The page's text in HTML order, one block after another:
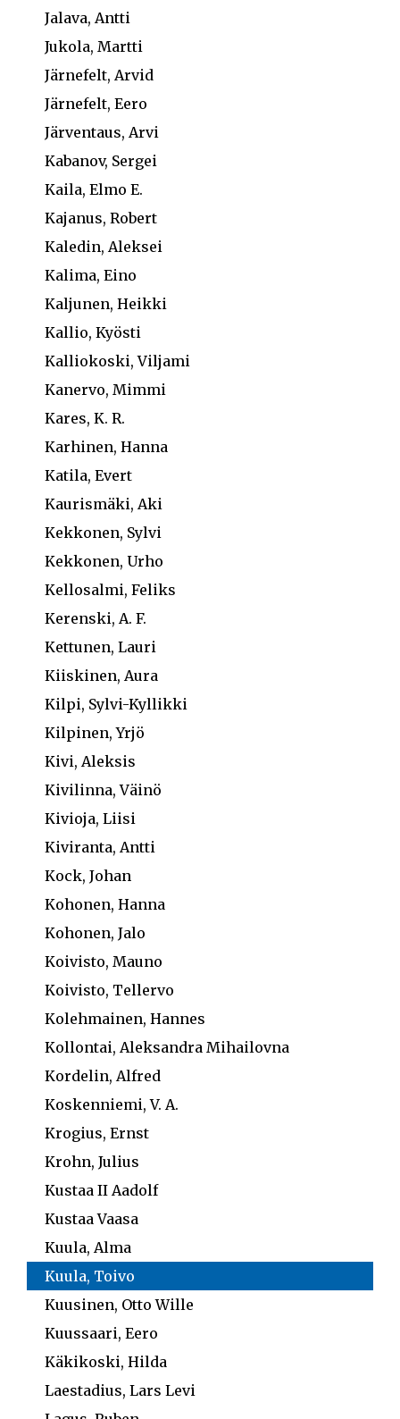
Jalava, Antti
Jukola, Martti
Järnefelt, Arvid
Järnefelt, Eero
Järventaus, Arvi
Kabanov, Sergei
Kaila, Elmo E.
Kajanus, Robert
Kaledin, Aleksei
Kalima, Eino
Kaljunen, Heikki
Kallio, Kyösti
Kalliokoski, Viljami
Kanervo, Mimmi
Kares, K. R.
Karhinen, Hanna
Katila, Evert
Kaurismäki, Aki
Kekkonen, Sylvi
Kekkonen, Urho
Kellosalmi, Feliks
Kerenski, A. F.
Kettunen, Lauri
Kiiskinen, Aura
Kilpi, Sylvi-Kyllikki
Kilpinen, Yrjö
Kivi, Aleksis
Kivilinna, Väinö
Kivioja, Liisi
Kiviranta, Antti
Kock, Johan
Kohonen, Hanna
Kohonen, Jalo
Koivisto, Mauno
Koivisto, Tellervo
Kolehmainen, Hannes
Kollontai, Aleksandra Mihailovna
Kordelin, Alfred
Koskenniemi, V. A.
Krogius, Ernst
Krohn, Julius
Kustaa II Aadolf
Kustaa Vaasa
Kuula, Alma
Kuula, Toivo
Kuusinen, Otto Wille
Kuussaari, Eero
Käkikoski, Hilda
Laestadius, Lars Levi